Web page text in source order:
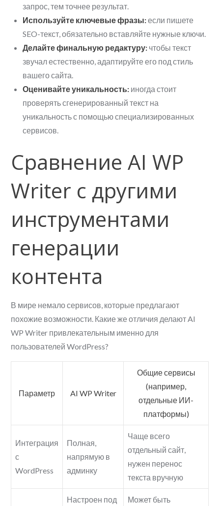
запрос, тем точнее результат.
Используйте ключевые фразы:если пишете
SEO-текст, обязательно вставляйте нужные ключи.
Делайте финальную редактуру: чтобы текст
звучал естественно, адаптируйте его под стиль
вашего сайта.
Оценивайте уникальность: иногда стоит
проверять сгенерированный текст на
уникальность с помощью специализированных
сервисов.
Сравнение AI WP
Writer с другими
инструментами
генерации
контента
В мире немало сервисов, которые предлагают
похожие возможности. Какие же отличия делают AI
WP Writer привлекательным именно для
пользователей WordPress?
Параметр AI WP Writer
Общие сервисы
(например,
отдельные ИИ-
платформы)
Интеграция
с
WordPress
Полная,
напрямую в
админку
Чаще всего
отдельный сайт,
нужен перенос
текста вручную
Настроен под
Может быть